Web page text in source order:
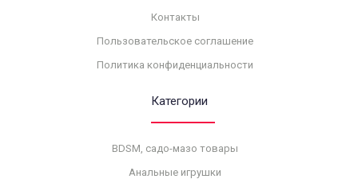
Контакты
Пользовательское соглашение
Политика конфиденциальности
Категории
BDSM, садо-мазо товары
Анальные игрушки